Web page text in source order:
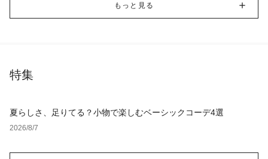
もっと見る
特集
夏らしさ、足りてる？小物で楽しむベーシックコーデ4選
2026/8/7